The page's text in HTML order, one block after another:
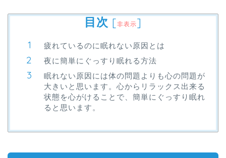
目次 [非表示]
疲れているのに眠れない原因とは
夜に簡単にぐっすり眠れる方法
眠れない原因には体の問題よりも心の問題が
大きいと思います。心からリラックス出来る
状態を心がけることで、簡単にぐっすり眠れ
ると思います。